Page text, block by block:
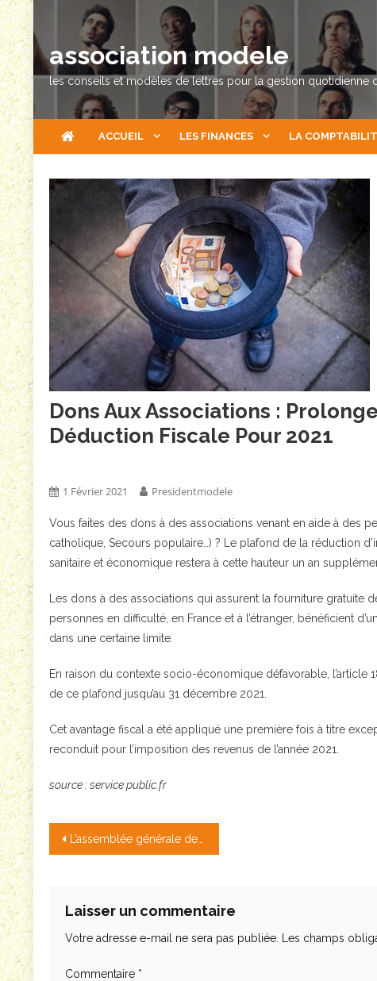
to
content
association modele
les conseils et modèles de lettres pour la gestion quotidienne
ACCUEIL LES FINANCES LA
Dons Aux Associations :
Déduction Fiscale Pour 2021
1 Février 2021 Presidentmodele
Vous faites des dons à des associations venant en aide à des
catholique, Secours populaire…) ? Le plafond de la réduction
sanitaire et économique restera à cette hauteur un an
Les dons à des associations qui assurent la fourniture
personnes en difficulté, en France et à l’étranger, bénéficient
dans une certaine limite.
En raison du contexte socio-économique défavorable,
de ce plafond jusqu’au 31 décembre 2021.
Cet avantage fiscal a été appliqué une première fois à titre
reconduit pour l’imposition des revenus de l’année 2021.
source : service public.fr
Navigation
l’article
L’assemblée générale de l’association en période de Covid
Laisser un commentaire
Votre adresse e-mail ne sera pas publiée. Les champs
Commentaire *